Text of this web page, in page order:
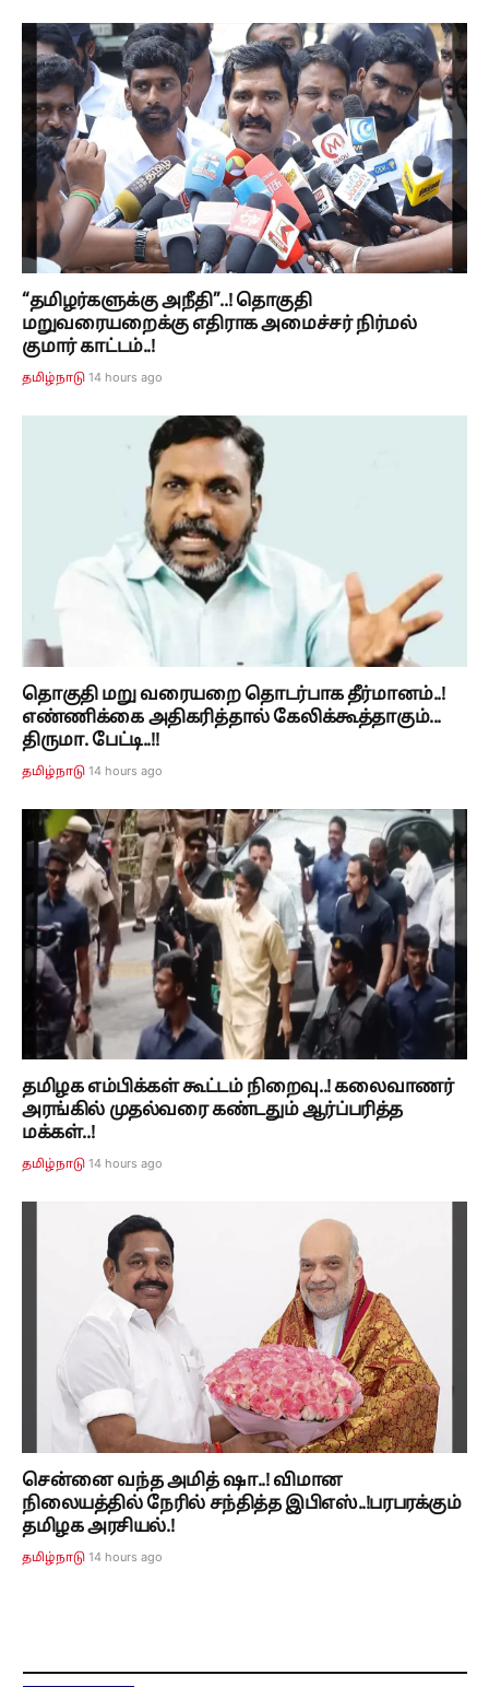
“தமிழர்களுக்கு அநீதி”..! தொகுதி
மறுவரையறைக்கு எதிராக அமைச்சர் நிர்மல்
குமார் காட்டம்..!
தமிழ்நாடு 14 hours ago
தொகுதி மறு வரையறை தொடர்பாக தீர்மானம்..!
எண்ணிக்கை அதிகரித்தால் கேலிக்கூத்தாகும்...
திருமா. பேட்டி..!!
தமிழ்நாடு 14 hours ago
தமிழக எம்பிக்கள் கூட்டம் நிறைவு..! கலைவாணர்
அரங்கில் முதல்வரை கண்டதும் ஆர்ப்பரித்த
மக்கள்..!
தமிழ்நாடு 14 hours ago
சென்னை வந்த அமித் ஷா..! விமான
நிலையத்தில் நேரில் சந்தித்த இபிஎஸ்..!பரபரக்கும்
தமிழக அரசியல்.!
தமிழ்நாடு 14 hours ago